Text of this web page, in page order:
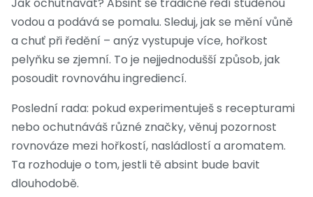
Jak ochutnávat? Absint se tradičně ředí studenou
vodou a podává se pomalu. Sleduj, jak se mění vůně
a chuť při ředění – anýz vystupuje více, hořkost
pelyňku se zjemní. To je nejjednodušší způsob, jak
posoudit rovnováhu ingrediencí.
Poslední rada: pokud experimentuješ s recepturami
nebo ochutnáváš různé značky, věnuj pozornost
rovnováze mezi hořkostí, nasládlostí a aromatem.
Ta rozhoduje o tom, jestli tě absint bude bavit
dlouhodobě.